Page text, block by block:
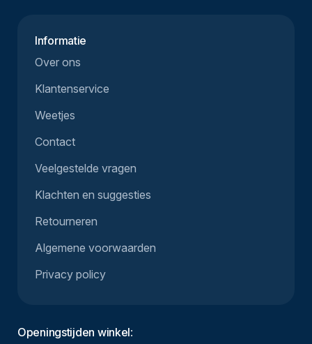
Informatie
Over ons
Klantenservice
Weetjes
Contact
Veelgestelde vragen
Klachten en suggesties
Retourneren
Algemene voorwaarden
Privacy policy
Openingstijden winkel: